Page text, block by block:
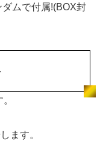
ムで付属!(BOX封
ます。